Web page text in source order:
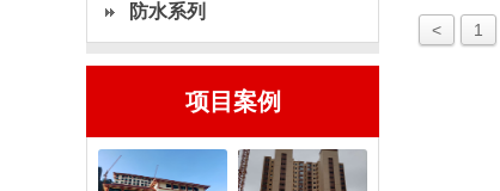
防水系列
项目案例
< 1